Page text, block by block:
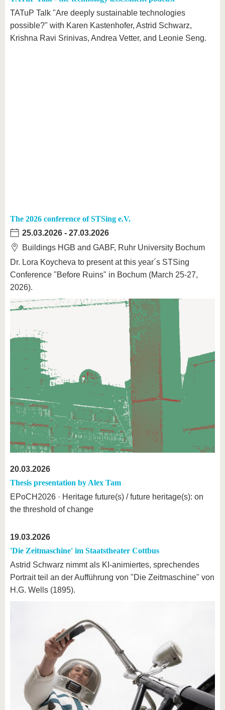
TATuP Talk "Are deeply sustainable technologies
possible?" with Karen Kastenhofer, Astrid Schwarz,
Krishna Ravi Srinivas, Andrea Vetter, and Leonie Seng.
The 2026 conference of STSing e.V.
25.03.2026 - 27.03.2026
Buildings HGB and GABF, Ruhr University Bochum
Dr. Lora Koycheva to present at this year´s STSing
Conference "Before Ruins" in Bochum (March 25-27,
2026).
20.03.2026
Thesis presentation by Alex Tam
EPoCH2026 · Heritage future(s) / future heritage(s): on
the threshold of change
19.03.2026
'Die Zeitmaschine' im Staatstheater Cottbus
Astrid Schwarz nimmt als KI-animiertes, sprechendes
Portrait teil an der Aufführung von "Die Zeitmaschine" von
H.G. Wells (1895).